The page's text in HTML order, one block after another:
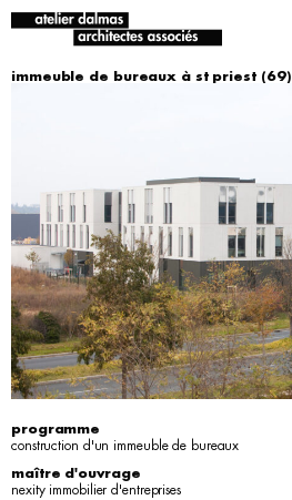
immeuble de bureaux à st priest (69)
programme
construction d'un immeuble de bureaux
maître d'ouvrage
nexity immobilier d'entreprises